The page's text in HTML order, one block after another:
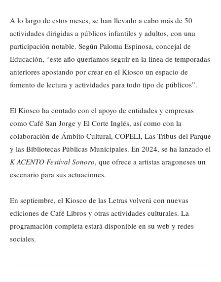
A lo largo de estos meses, se han llevado a cabo más de 50
actividades dirigidas a públicos infantiles y adultos, con una
participación notable. Según Paloma Espinosa, concejal de
Educación, “este año queríamos seguir en la línea de temporadas
anteriores apostando por crear en el Kiosco un espacio de
fomento de lectura y actividades para todo tipo de públicos”.
El Kiosco ha contado con el apoyo de entidades y empresas
como Café San Jorge y El Corte Inglés, así como con la
colaboración de Ámbito Cultural, COPELI, Las Tribus del Parque
y las Bibliotecas Públicas Municipales. En 2024, se ha lanzado el
K ACENTO Festival Sonoro, que ofrece a artistas aragoneses un
escenario para sus actuaciones.
En septiembre, el Kiosco de las Letras volverá con nuevas
ediciones de Café Libros y otras actividades culturales. La
programación completa estará disponible en su web y redes
sociales.